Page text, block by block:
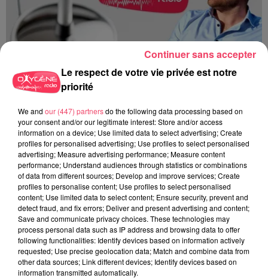
Du 14 au 30 août : 1er Open du Tennis Club de Tiercé
Le respect de votre vie privée est notre
priorité
We and our (447) partnersdo the following data processing based on
your consent and/or our legitimate interest: Store and/or access
information on a device; Use limited data to select advertising; Create
profiles for personalised advertising; Use profiles to select personalised
advertising; Measure advertising performance; Measure content
performance; Understand audiences through statistics or combinations
of data from different sources; Develop and improve services; Create
profiles to personalise content; Use profiles to select personalised
content; Use limited data to select content; Ensure security, prevent and
detect fraud, and fix errors; Deliver and present advertising and content;
Save and communicate privacy choices. These technologies may
process personal data such as IP address and browsing data to offer
following functionalities: Identify devices based on information actively
requested; Use precise geolocation data; Match and combine data from
other data sources; Link different devices; Identify devices based on
information transmitted automatically.
Continuer sans accepter